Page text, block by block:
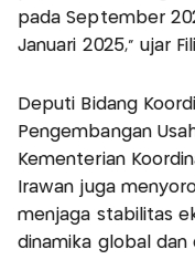
pada September
Januari 2025," ujar
Deputi Bidang
Pengembangan
Kementerian
Irawan juga
menjaga stabilitas
dinamika global dan